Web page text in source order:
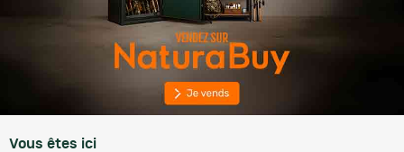
Vous êtes ici